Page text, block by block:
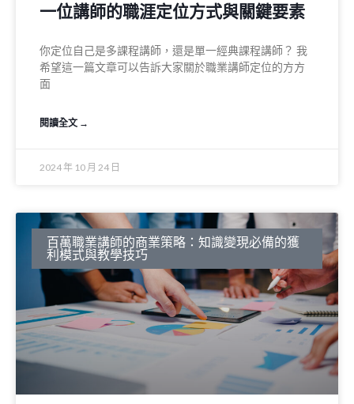
一位講師的職涯定位方式與關鍵要素
你定位自己是多課程講師，還是單一經典課程講師？ 我
希望這一篇文章可以告訴大家關於職業講師定位的方方
面
閱讀全文 →
2024 年 10 月 24 日
百萬職業講師的商業策略：知識變現必備的獲
利模式與教學技巧